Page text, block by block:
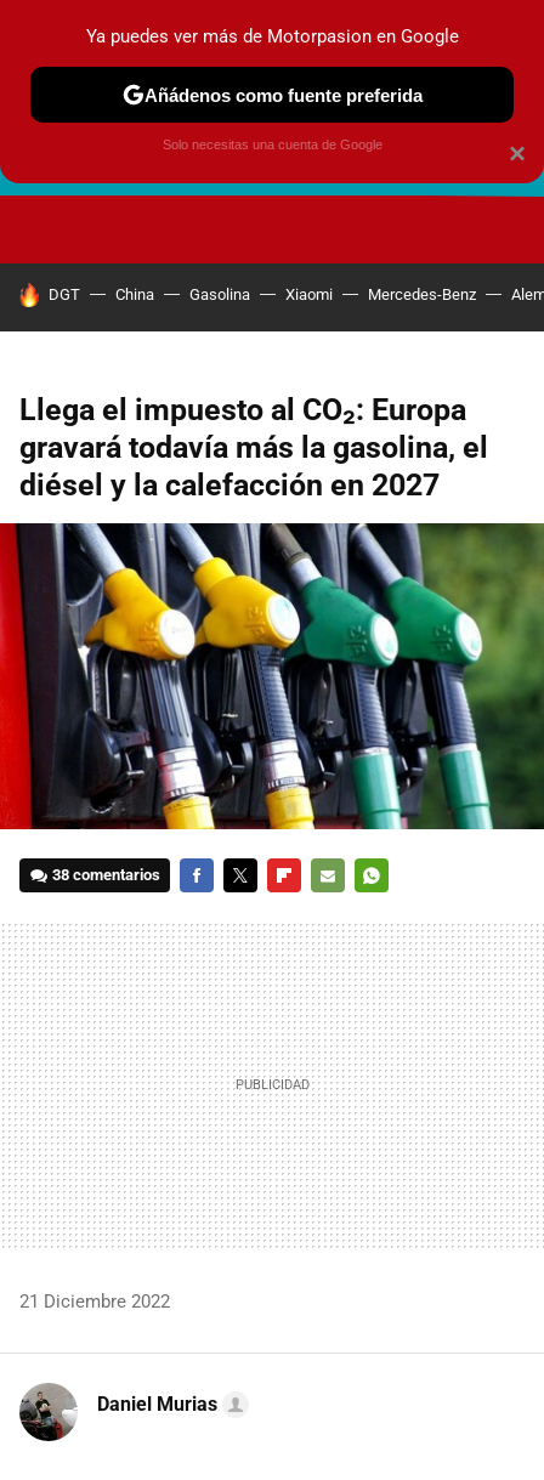
HOY SE HABLA DE
DGT China Gasolina Xiaomi Mercedes-Benz
Llega el impuesto al CO₂: Europa
gravará todavía más la gasolina, el
diésel y la calefacción en 2027
38 comentarios
MAIL
21 Diciembre 2022
Daniel Murias
×
Ya puedes ver más de Motorpasion en Google
Añádenos como fuente preferida
Solo necesitas una cuenta de Google